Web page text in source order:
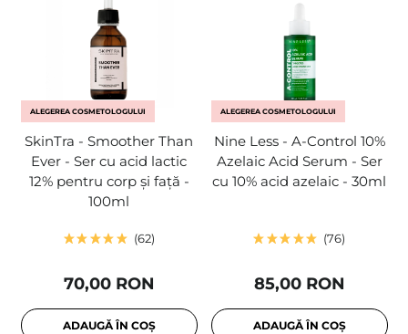
ALEGEREA COSMETOLOGULUI
SkinTra - Smoother Than
Ever - Ser cu acid lactic
12% pentru corp și față -
100ml
62
70,00 RON
ADAUGĂ ÎN COȘ
ALEGEREA COSMETOLOGULUI
Nine Less - A-Control 10%
Azelaic Acid Serum - Ser
cu 10% acid azelaic - 30ml
76
85,00 RON
ADAUGĂ ÎN COȘ